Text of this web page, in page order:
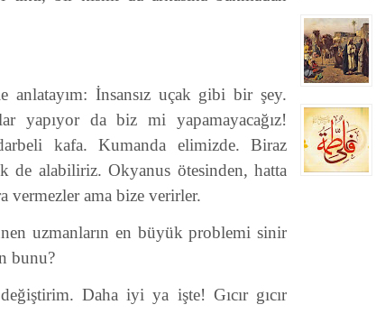
anlatayım: İnsansız uçak gibi bir şey.
yapıyor da biz mi yapamayacağız!
kafa. Kumanda elimizde. Biraz
de alabiliriz. Okyanus ötesinden, hatta
vermezler ama bize verirler.
uzmanların en büyük problemi sinir
bunu?
Daha iyi ya işte! Gıcır gıcır